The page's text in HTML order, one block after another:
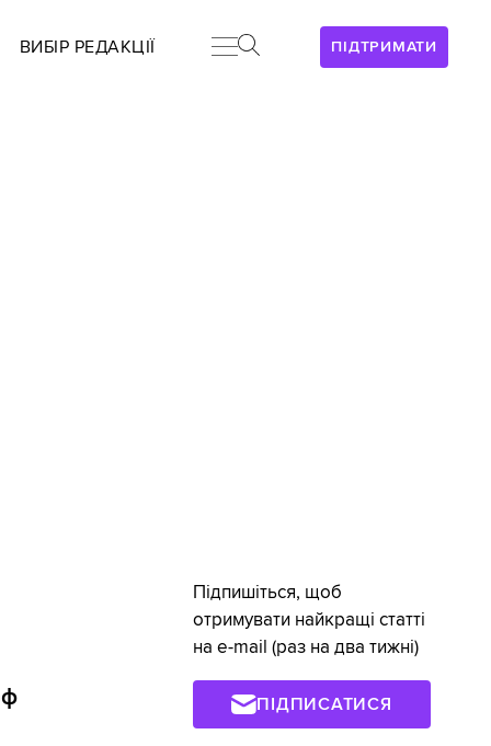
ПІДТРИМАТИ
ВИБІР РЕДАКЦІЇ
Підпишіться, щоб
отримувати найкращі статті
на e-mail (раз на два тижні)
ПІДПИСАТИСЯ